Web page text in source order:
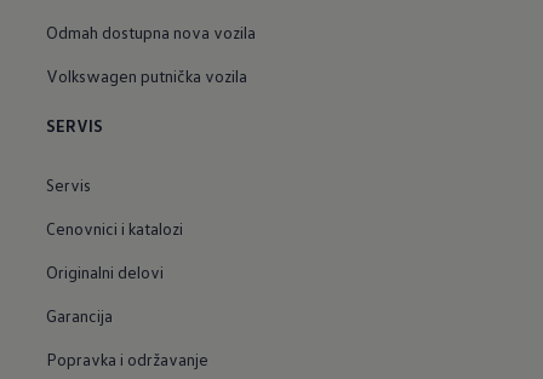
Odmah dostupna nova vozila
Volkswagen putnička vozila
SERVIS
Servis
Cenovnici i katalozi
Originalni delovi
Garancija
Popravka i održavanje